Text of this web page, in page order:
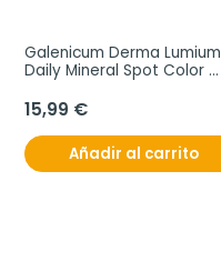
Galenicum Derma Lumium
Daily Mineral Spot Color
15,99 €
Añadir al carrito